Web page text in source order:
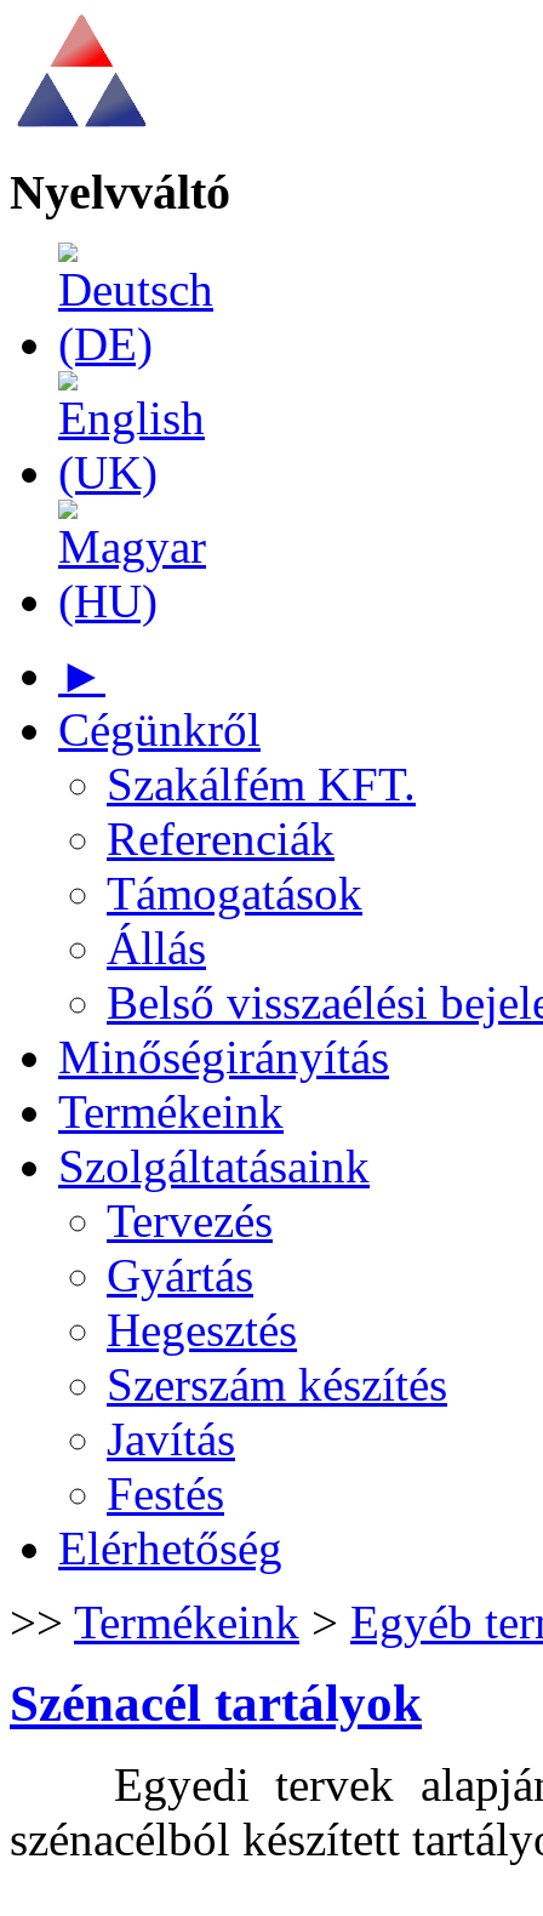
Nyelvváltó
►
Cégünkről
Szakálfém KFT.
Referenciák
Támogatások
Állás
Belső visszaélési
Minőségirányítás
Termékeink
Szolgáltatásaink
Tervezés
Gyártás
Hegesztés
Szerszám készítés
Javítás
Festés
Elérhetőség
>> Termékeink > Egyéb
Szénacél tartályok
Egyedi tervek
szénacélból készített